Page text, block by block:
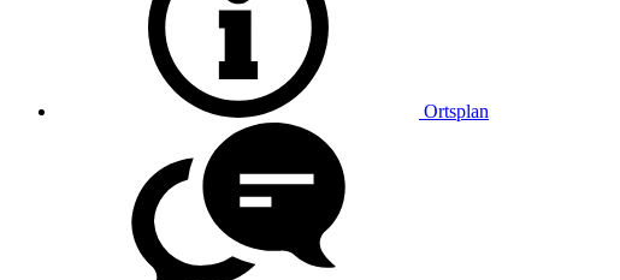
Ortsplan